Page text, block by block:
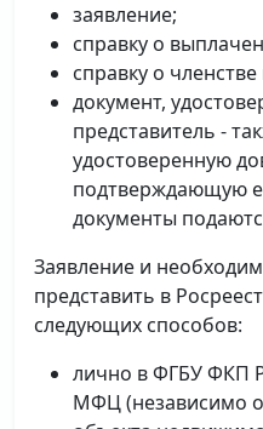
заявление;
справку о
справку о
документ,
представитель -
удостоверенную
подтверждающую
документы
Заявление и
представить в
следующих способов:
лично в ФГБУ ФКП
МФЦ (независимо